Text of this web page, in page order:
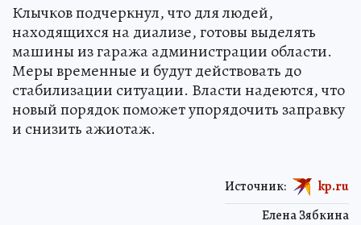
Клычков подчеркнул, что для людей,
находящихся на диализе, готовы выделять
машины из гаража администрации области.
Меры временные и будут действовать до
стабилизации ситуации. Власти надеются, что
новый порядок поможет упорядочить заправку
и снизить ажиотаж.
Елена Зябкина
Источник: kp.ru